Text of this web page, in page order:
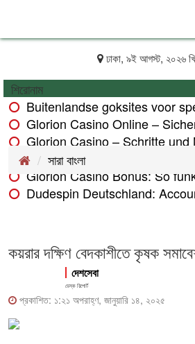
ঢাকা, ৯ই আগস্ট, ২০২৬
শিরোনাম
Buitenlandse goksites voor
Glorion Casino Online –
Glorion Casino – Schritte und
Glorion Casino –
Glorion Casino Bonus: So
Dudespin Deutschland:
সারা বাংলা
কয়রার দক্ষিণ বেদকাশীতে কৃষক
দেশসেবা
ডেস্ক রিপোর্ট
প্রকাশিত: ১:২১ অপরাহ্ণ, জানুয়ারি ১৪, ২০২৫